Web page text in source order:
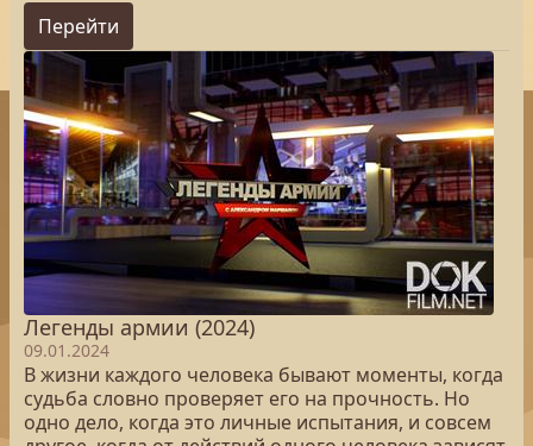
Перейти
Легенды армии (2024)
09.01.2024
В жизни каждого человека бывают моменты, когда
судьба словно проверяет его на прочность. Но
одно дело, когда это личные испытания, и совсем